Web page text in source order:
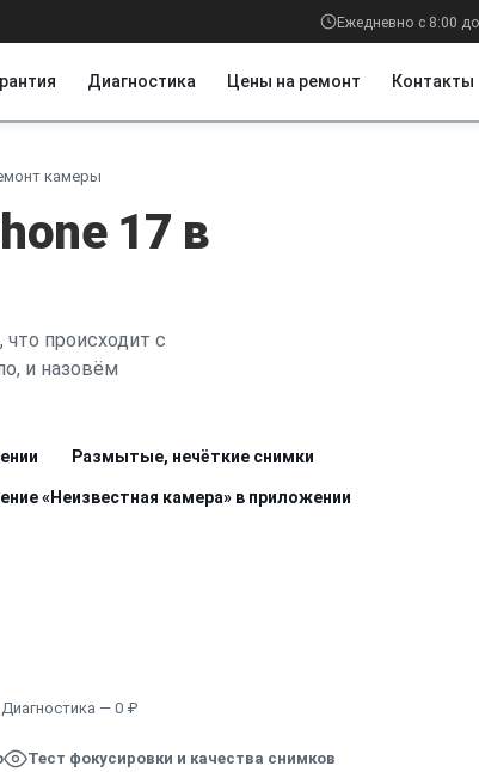
Ежедневно с 8:00
Диагностика Цены на ремонт Контакты
камеры
17 в
происходит с
и назовём
Размытые, нечёткие снимки
«Неизвестная камера» в приложении
— 0 ₽
Тест фокусировки и качества снимков